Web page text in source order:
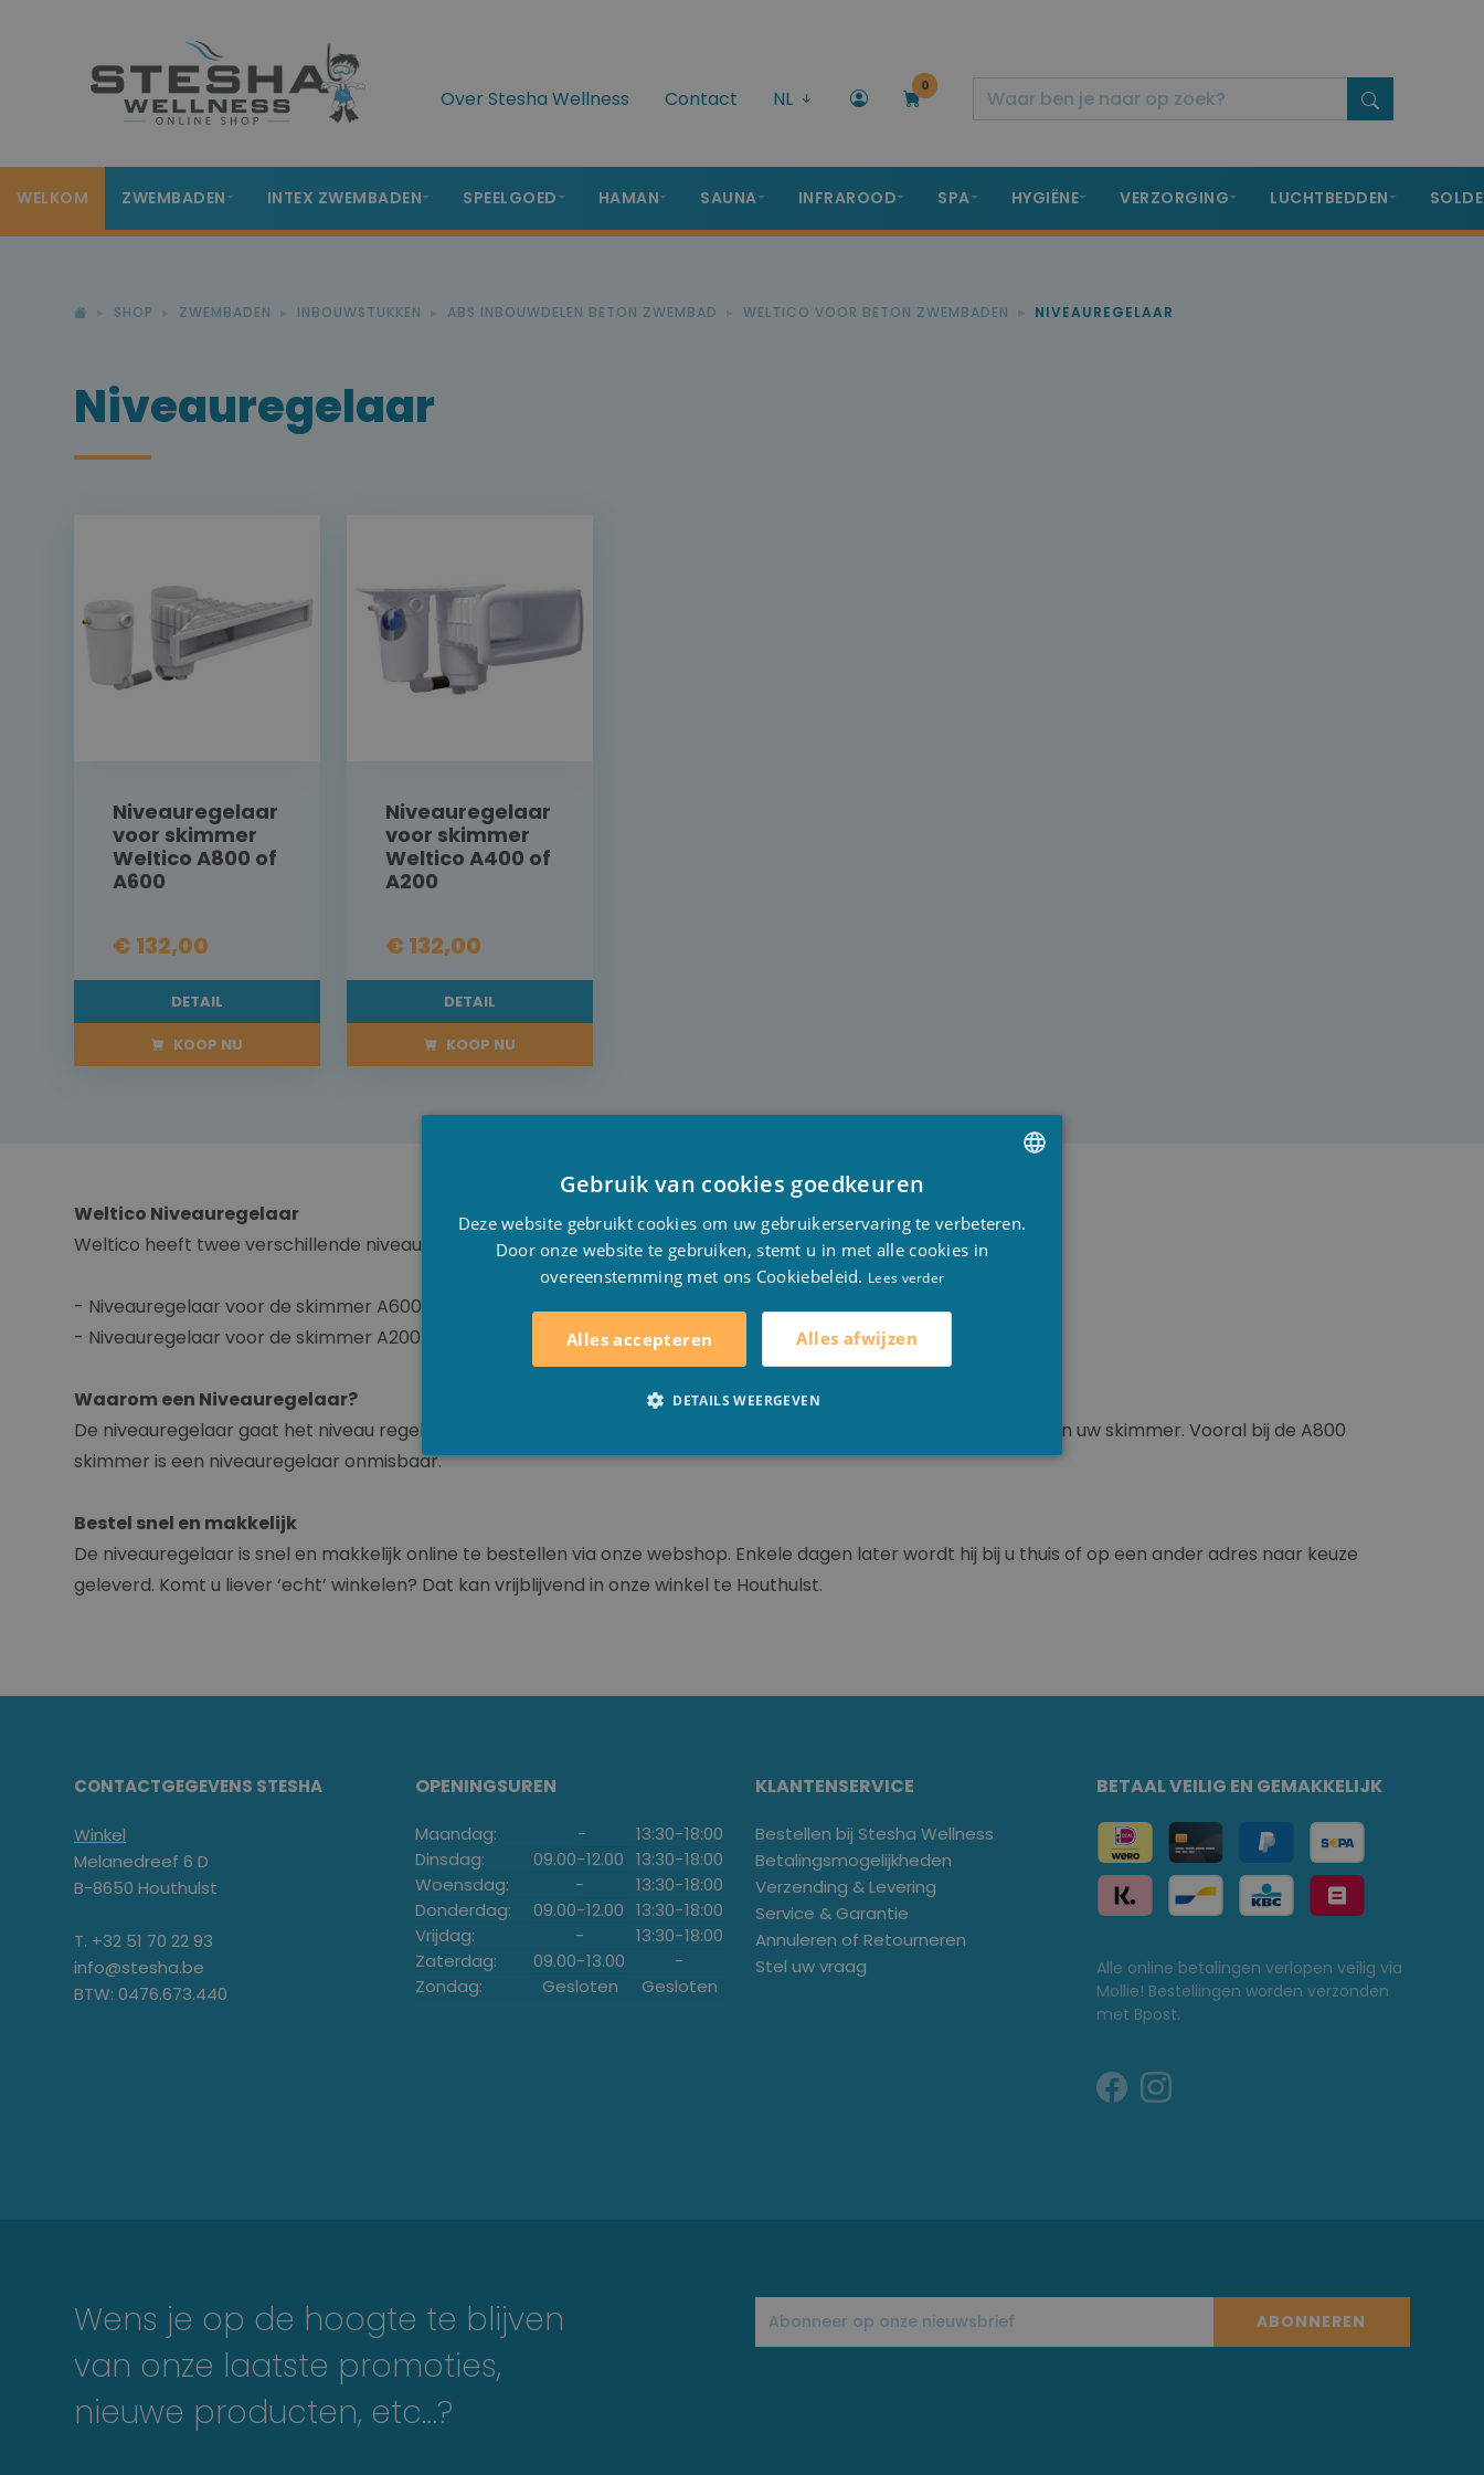
Over Stesha Wellness Contact NL
0
WELKOM ZWEMBADEN INTEX ZWEMBADEN SPEELGOED HAMAN SAUNA INFRAROOD SPA HYGIËNE VERZORGING LUCHTBEDDEN
SHOP ZWEMBADEN INBOUWSTUKKEN ABS INBOUWDELEN BETON ZWEMBAD WELTICO VOOR BETON ZWEMBADEN NIVEAUREGELAAR
Niveauregelaar
Niveauregelaar
voor skimmer
Weltico A800 of
A600
€ 132,00
DETAIL
KOOP NU
Niveauregelaar
voor skimmer
Weltico A400 of
A200
€ 132,00
DETAIL
KOOP NU
Weltico Niveauregelaar
Weltico heeft twee verschillende niveauregelaars:
- Niveauregelaar voor de skimmer A600 en A800
- Niveauregelaar voor de skimmer A200 en A400
Waarom een Niveauregelaar?
De niveauregelaar gaat het niveau regelen van het water in uw zwembad. Dit is zeer belangrijk voor de werking van uw skimmer. Vooral bij de A800
skimmer is een niveauregelaar onmisbaar.
Bestel snel en makkelijk
De niveauregelaar is snel en makkelijk online te bestellen via onze webshop. Enkele dagen later wordt hij bij u thuis of op een ander adres naar keuze
geleverd. Komt u liever ‘echt’ winkelen? Dat kan vrijblijvend in onze winkel te Houthulst.
CONTACTGEGEVENS STESHA
Winkel
Melanedreef 6 D
B-8650 Houthulst
T. +32 51 70 22 93
info@stesha.be
BTW: 0476.673.440
OPENINGSUREN
Maandag: - 13:30-18:00
Dinsdag:
09.00-12.00 13:30-18:00
Woensdag:
- 13:30-18:00
Donderdag:
09.00-12.00 13:30-18:00
Vrijdag:
- 13:30-18:00
Zaterdag:
09.00-13.00
-
Zondag:
Gesloten Gesloten
KLANTENSERVICE
Bestellen bij Stesha Wellness
Betalingsmogelijkheden
Verzending & Levering
Service & Garantie
Annuleren of Retourneren
Stel uw vraag
BETAAL VEILIG EN GEMAKKELIJK
Alle online betalingen verlopen veilig via
Mollie! Bestellingen worden verzonden
met Bpost.
Wens je op de hoogte te blijven
van onze laatste promoties,
nieuwe producten, etc…?
ABONNEREN
Gebruik van cookies goedkeuren
Deze website gebruikt cookies om uw gebruikerservaring te verbeteren.
Door onze website te gebruiken, stemt u in met alle cookies in
overeenstemming met ons Cookiebeleid. Lees verder
Alles accepteren Alles afwijzen
DETAILS WEERGEVEN